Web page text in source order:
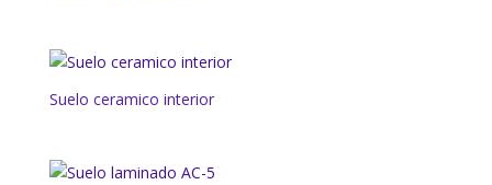
Suelo ceramico interior